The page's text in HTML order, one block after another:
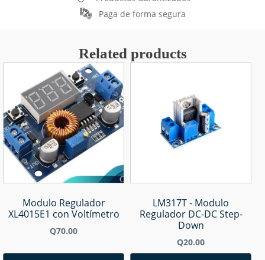
Paga de forma segura
Related products
Modulo Regulador
XL4015E1 con Voltímetro
Q70.00
LM317T - Modulo
Regulador DC-DC Step-
Down
Q20.00